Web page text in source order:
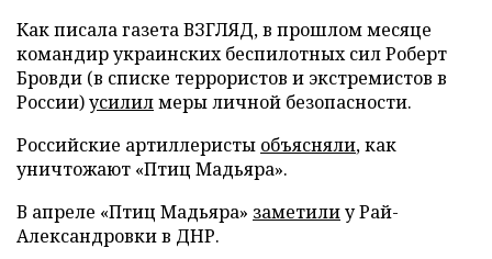
Как писала газета ВЗГЛЯД, в прошлом месяце
командир украинских беспилотных сил Роберт
Бровди (в списке террористов и экстремистов в
России)усилилмеры личной безопасности.
Российские артиллеристы объясняли, как
уничтожают «Птиц Мадьяра».
В апреле «Птиц Мадьяра» заметилиу Рай-
Александровки в ДНР.